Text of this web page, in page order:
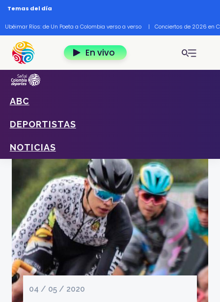
Pasar al contenido principal
Temas del día
Ubéimar Ríos: de Un Poeta a Colombia verso a verso | Conciertos de 2026 en
En vivo
ABC
DEPORTISTAS
NOTICIAS
Home
cuarentena
Foto: cortesía @ligamateurdeciclismo en Instagram.
04 / 05 / 2020